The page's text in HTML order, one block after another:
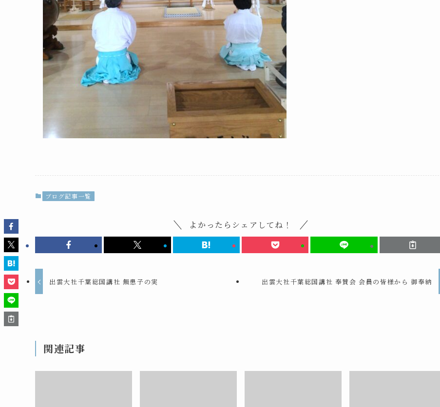
ブログ記事一覧
よかったらシェアしてね！
出雲大社千葉総国講社 無患子の実 出雲大社千葉総国講社 奉賛会 会員の皆様から 御奉納
関連記事